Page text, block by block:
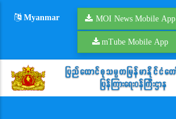
Myanmar MOI News Mobile App
mTube Mobile App